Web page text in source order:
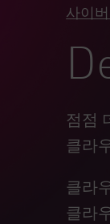
Agentic
보안 관리
AI 기반 보
이메일 및
엔드포인트
업종
전담 관리
PRO 지원
사이
점점
클라
클라
클라